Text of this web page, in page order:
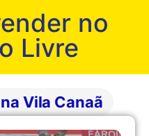
no
Livre
Vila Canaã